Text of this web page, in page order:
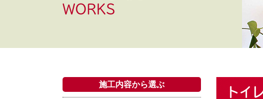
WORKS
トイ
施工内容から選ぶ